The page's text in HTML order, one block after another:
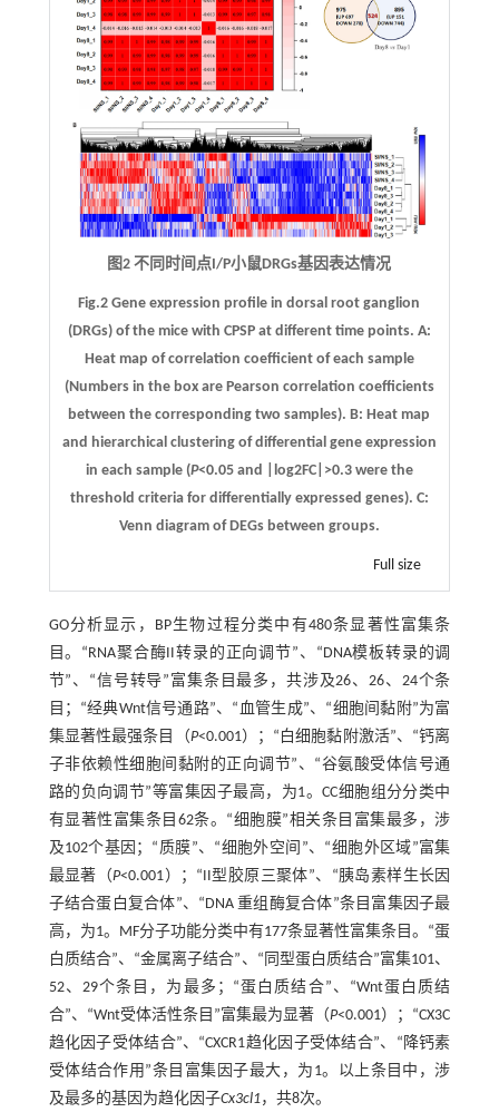
图2 不同时间点I/P小鼠DRGs基因表达情况
Fig.2 Gene expression profile in dorsal root ganglion
(DRGs) of the mice with CPSP at different time points. A:
Heat map of correlation coefficient of each sample
(Numbers in the box are Pearson correlation coefficients
between the corresponding two samples).B: Heat map
and hierarchical clustering of differential gene expression
in each sample (P<0.05 and |log2FC|>0.3 were the
threshold criteria for differentially expressed genes). C:
Venn diagram of DEGs between groups.
Full size
GO分析显示，BP生物过程分类中有480条显著性富集条
目。“RNA聚合酶II转录的正向调节”、“DNA模板转录的调
节”、“信号转导”富集条目最多，共涉及26、26、24个条
目；“经典Wnt信号通路”、“血管生成”、“细胞间黏附”为富
集显著性最强条目（P<0.001）；“白细胞黏附激活”、“钙离
子非依赖性细胞间黏附的正向调节”、“谷氨酸受体信号通
路的负向调节”等富集因子最高，为1。CC细胞组分分类中
有显著性富集条目62条。“细胞膜”相关条目富集最多，涉
及102个基因；“质膜”、“细胞外空间”、“细胞外区域”富集
最显著（P<0.001）；“II型胶原三聚体”、“胰岛素样生长因
子结合蛋白复合体”、“DNA 重组酶复合体”条目富集因子最
高，为1。MF分子功能分类中有177条显著性富集条目。“蛋
白质结合”、“金属离子结合”、“同型蛋白质结合”富集101、
52、29个条目，为最多；“蛋白质结合”、“Wnt蛋白质结
合”、“Wnt受体活性条目”富集最为显著（P<0.001）；“CX3C
趋化因子受体结合”、“CXCR1趋化因子受体结合”、“降钙素
受体结合作用”条目富集因子最大，为1。以上条目中，涉
及最多的基因为趋化因子Cx3cl1，共8次。